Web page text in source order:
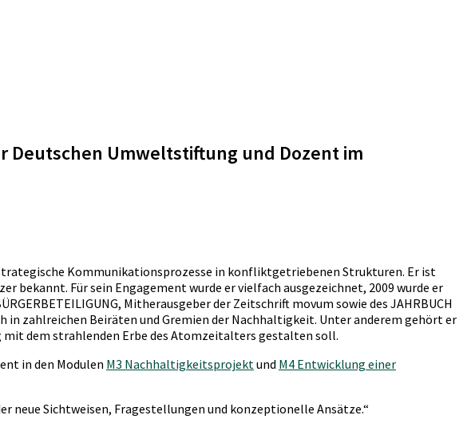
Umweltstiftung und Dozent im
Kommunikationsprozesse in konfliktgetriebenen Strukturen. Er ist
Für sein Engagement wurde er vielfach ausgezeichnet, 2009 wurde er
Mitherausgeber der Zeitschrift movum sowie des JAHRBUCH
in zahlreichen Beiräten und Gremien der Nachhaltigkeit. Unter anderem gehört er
mit dem strahlenden Erbe des Atomzeitalters gestalten soll.
in den Modulen M3 Nachhaltigkeitsprojekt und M4 Entwicklung einer
neue Sichtweisen, Fragestellungen und konzeptionelle Ansätze.“